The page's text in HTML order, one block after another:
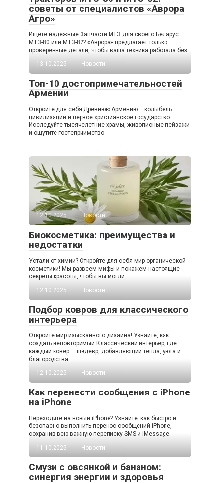
советы от специалистов «Аврора
Агро»
Ищете надежные Запчасти МТЗ для своего Беларус
МТЗ-80 или МТЗ-82? «Аврора» предлагает только
проверенные детали, чтобы ваша техника работала без
13.10.2025
Новости
Топ-10 достопримечательностей
Армении
Откройте для себя Древнюю Армению – колыбель
цивилизации и первое христианское государство.
Исследуйте тысячелетние храмы, живописные пейзажи
и ощутите гостеприимство
12.10.2025 Новости
Биокосметика: преимущества и
недостатки
Устали от химии? Откройте для себя мир органической
косметики! Мы развеем мифы и покажем настоящие
секреты красоты, чтобы вы могли
12.10.2025
Новости
Подбор ковров для классического
интерьера
Откройте мир изысканного дизайна! Узнайте, как
создать неповторимый Классический интерьер, где
каждый ковер — шедевр, добавляющий тепла, уюта и
благородства.
12.10.2025
Новости
Как перенести сообщения с iPhone
на iPhone
Переходите на новый iPhone? Узнайте, как быстро и
безопасно выполнить перенос сообщений iPhone,
сохранив всю важную переписку SMS и iMessage.
11.10.2025
Новости
Смузи с овсянкой и бананом:
синергия энергии и здоровья